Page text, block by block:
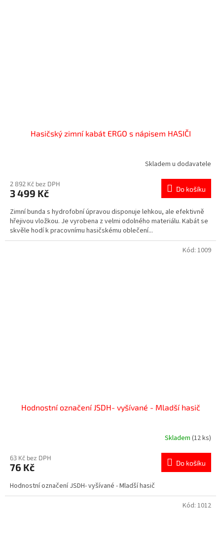
Hasičský zimní kabát ERGO s nápisem HASIČI
Skladem u dodavatele
2 892 Kč bez DPH
3 499 Kč Do košíku
Zimní bunda s hydrofobní úpravou disponuje lehkou, ale efektivně
hřejivou vložkou. Je vyrobena z velmi odolného materiálu. Kabát se
skvěle hodí k pracovnímu hasičskému oblečení...
Hodnostní označení JSDH- vyšívané - Mladší hasič
Skladem (12 ks)
63 Kč bez DPH
76 Kč Do košíku
Hodnostní označení JSDH- vyšívané - Mladší hasič
Kód: 1009
Kód: 1012